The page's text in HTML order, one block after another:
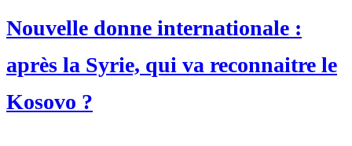
Nouvelle donne internationale :
après la Syrie, qui va reconnaitre le
Kosovo ?